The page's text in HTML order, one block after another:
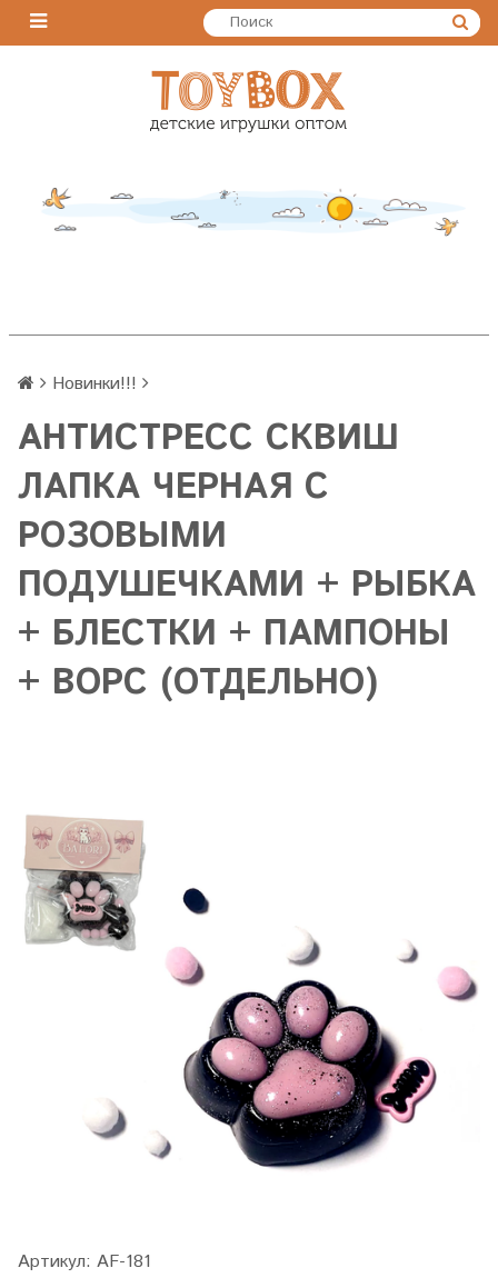
Новинки!!!
АНТИСТРЕСС СКВИШ
ЛАПКА ЧЕРНАЯ С
РОЗОВЫМИ
ПОДУШЕЧКАМИ + РЫБКА
+ БЛЕСТКИ + ПАМПОНЫ
+ ВОРС (ОТДЕЛЬНО)
Артикул: AF-181